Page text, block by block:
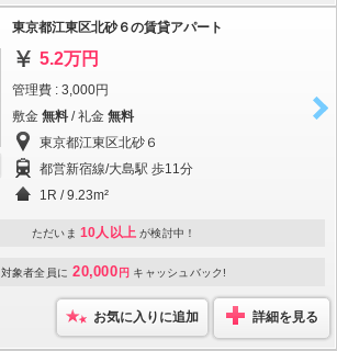
東京都江東区北砂６の賃貸アパート
5.2万円
管理費 : 3,000円
敷金 無料 / 礼金 無料
東京都江東区北砂６
都営新宿線/大島駅 歩11分
1R / 9.23m²
ただいま 10人以上 が検討中！
対象者全員に 20,000 円 キャッシュバック!
お気に入りに追加 詳細を見る